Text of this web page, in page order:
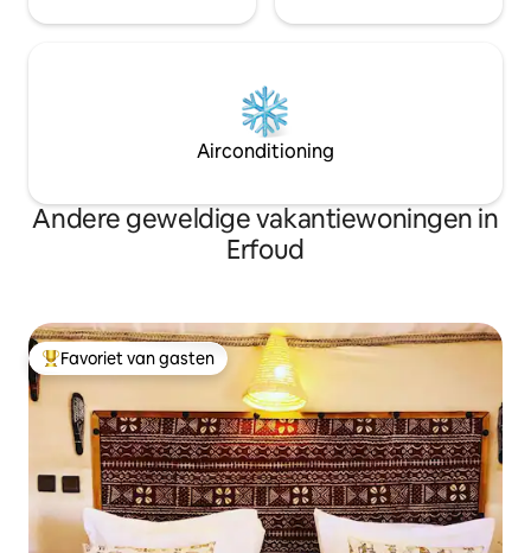
Airconditioning
Andere geweldige vakantiewoningen in
Erfoud
Topfavoriet van gasten
Favoriet van gasten